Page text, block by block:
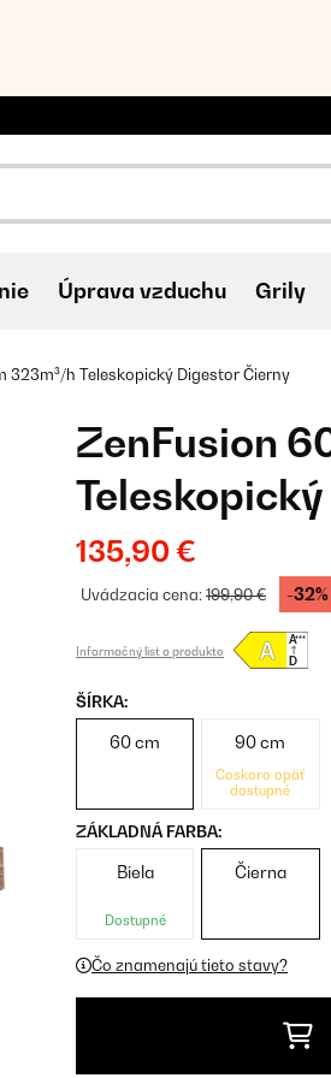
Úprava vzduchu Grily
323m³/h Teleskopický Digestor Čierny
ZenFusion
135,90 €
Uvádzacia cena:199,90 € -32%
Informačný list o produkte
ŠÍRKA:
60 cm 90 cm
Čoskoro opäť
dostupné
ZÁKLADNÁ FARBA:
Biela
Dostupné
Čierna
Čo znamenajú tieto stavy?